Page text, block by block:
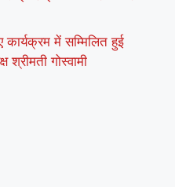
में सम्मिलित हुई
श्रीमती गोस्वामी